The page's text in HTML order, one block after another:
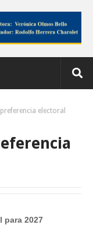
electoral
para 2027